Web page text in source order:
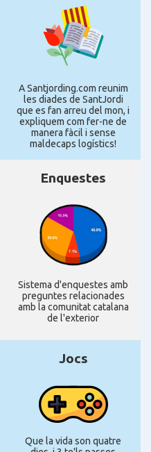
a GUERNSEY
A GUILDFORD
a HEREFORD
a Ipswich
a KETTERING
a Leeds - Uk
a LEICESTER
a Lincoln
a LIVERPOOL
A LONDON - Londres
A MANCHESTER
A Santjording.com reunim
les diades de SantJordi
que es fan arreu del mon, i
expliquem com fer-ne de
manera fàcil i sense
maldecaps logí­stics!
Enquestes
Sistema d'enquestes amb
preguntes relacionades
amb la comunitat catalana
de l'exterior
Jocs
Que la vida son quatre